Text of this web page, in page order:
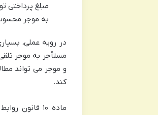
مبلغ پرداختی
به موجر
در رویه عملی،
مستأجر به موجر
و موجر می تواند
کند.